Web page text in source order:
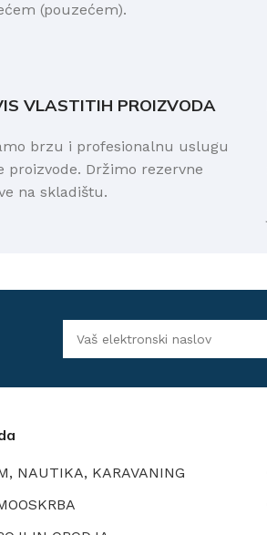
(pouzećem).
VLASTITIH PROIZVODA
brzu i profesionalnu uslugu
proizvode. Držimo rezervne
na skladištu.
NAUTIKA, KARAVANING